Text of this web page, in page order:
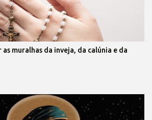
muralhas da inveja, da calúnia e da